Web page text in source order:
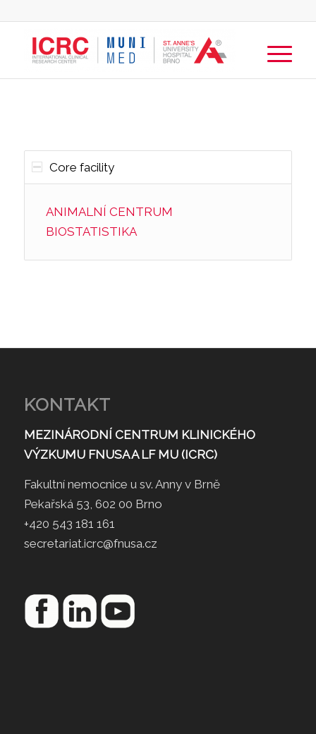
Core facility
ANIMALNÍ CENTRUM
BIOSTATISTIKA
KONTAKT
MEZINÁRODNÍ CENTRUM KLINICKÉHO
VÝZKUMU FNUSA A LF MU (ICRC)
Fakultní nemocnice u sv. Anny v Brně
Pekařská 53, 602 00 Brno
+420 543 181 161
secretariat.icrc@fnusa.cz